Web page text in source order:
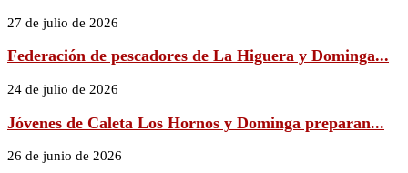
27 de julio de 2026
Federación de pescadores de La Higuera y Dominga...
24 de julio de 2026
Jóvenes de Caleta Los Hornos y Dominga preparan...
26 de junio de 2026